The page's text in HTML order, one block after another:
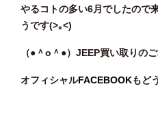
やるコトの多い6月でしたので
うです(>｡<)
（●＾o ＾●）JEEP買い取りの
オフィシャルFACEBOOKもど